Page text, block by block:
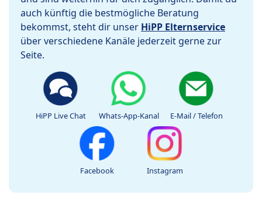
auch künftig die bestmögliche Beratung
bekommst, steht dir unser HiPP Elternservice
über verschiedene Kanäle jederzeit gerne zur
Seite.
HiPP Live Chat Whats-App-Kanal E-Mail / Telefon
Facebook Instagram